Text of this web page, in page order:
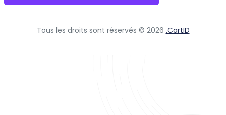
Tous les droits sont réservés © 2026 .CartID